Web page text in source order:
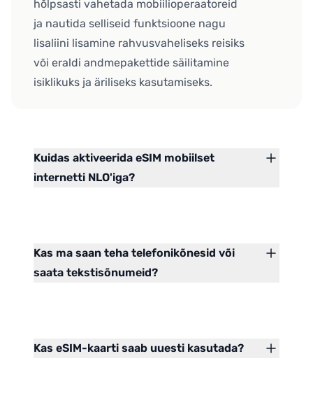
hõlpsasti vahetada mobiilioperaatoreid
ja nautida selliseid funktsioone nagu
lisaliini lisamine rahvusvaheliseks reisiks
või eraldi andmepakettide säilitamine
isiklikuks ja äriliseks kasutamiseks.
Kuidas aktiveerida eSIM mobiilset
internetti NLO'iga?
Kas ma saan teha telefonikõnesid või
saata tekstisõnumeid?
Kas eSIM-kaarti saab uuesti kasutada?